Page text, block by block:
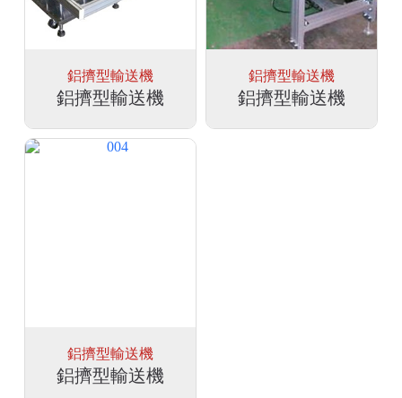
鋁擠型輸送機
鋁擠型輸送機
鋁擠型輸送機
鋁擠型輸送機
鋁擠型輸送機
鋁擠型輸送機